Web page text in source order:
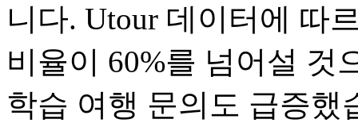
니다. Utour 데이터에 따
비율이 60%를 넘어설 것
학습 여행 문의도 급증했